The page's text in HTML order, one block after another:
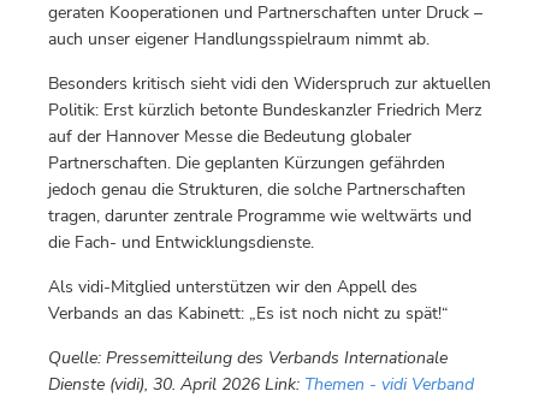
geraten Kooperationen und Partnerschaften unter Druck –
auch unser eigener Handlungsspielraum nimmt ab.
Besonders kritisch sieht vidi den Widerspruch zur aktuellen
Politik: Erst kürzlich betonte Bundeskanzler Friedrich Merz
auf der Hannover Messe die Bedeutung globaler
Partnerschaften. Die geplanten Kürzungen gefährden
jedoch genau die Strukturen, die solche Partnerschaften
tragen, darunter zentrale Programme wie weltwärts und
die Fach- und Entwicklungsdienste.
Als vidi-Mitglied unterstützen wir den Appell des
Verbands an das Kabinett: „Es ist noch nicht zu spät!“
Quelle: Pressemitteilung des Verbands Internationale
Dienste (vidi), 30. April 2026 Link: Themen - vidi Verband